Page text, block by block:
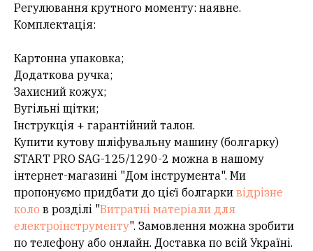
Регулювання крутного моменту: наявне.
Комплектація:
Картонна упаковка;
Додаткова ручка;
Захисний кожух;
Вугільні щітки;
Інструкція + гарантійний талон.
Купити кутову шліфувальну машину (болгарку)
START PRO SAG-125/1290-2 можна в нашому
інтернет-магазині "Дом інструмента". Ми
пропонуємо придбати до цієї болгарки відрізне
коло в розділі "Витратні матеріали для
електроінструменту". Замовлення можна зробити
по телефону або онлайн. Доставка по всій Україні.